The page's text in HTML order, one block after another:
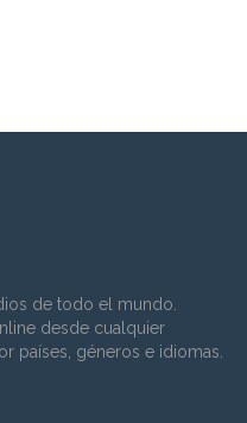
de todo el mundo.
desde cualquier
países, géneros e idiomas.